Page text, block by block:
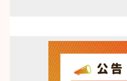
▶ 上課請穿著運動服裝，並
年滿18歲。
▶ 若因人數不足無法開班，
請持原信用卡、繳費憑證及